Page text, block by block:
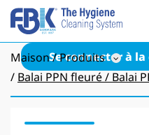
Se connecter à
Maison
Produits
Balai PPN fleuré / Balai